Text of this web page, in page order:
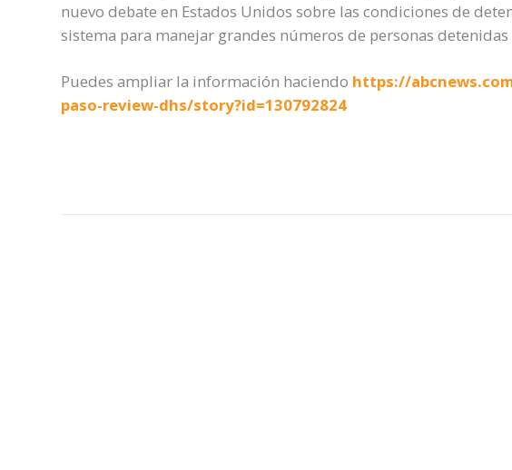
nuevo debate en Estados Unidos sobre las condiciones de
sistema para manejar grandes números de personas
Puedes ampliar la información haciendo https://
paso-review-dhs/story?id=130792824